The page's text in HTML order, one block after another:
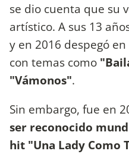
se dio cuenta que su
artístico. A sus 13
y en 2016 despegó
con temas como
"Vámonos".
Sin embargo, fue en
ser reconocido
hit "Una Lady Como